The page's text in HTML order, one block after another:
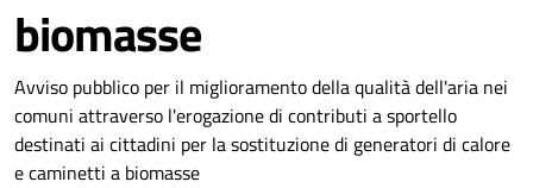
biomasse
Dettagli della notizia
Avviso pubblico per il miglioramento della qualità dell'aria nei
comuni attraverso l'erogazione di contributi a sportello
destinati ai cittadini per la sostituzione di generatori di calore
e caminetti a biomasse